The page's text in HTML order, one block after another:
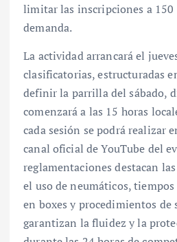
limitar las inscripciones a 150
demanda.
La actividad arrancará el
clasificatorias, estructuradas
definir la parrilla del sábado,
comenzará a las 15 horas
cada sesión se podrá realizar
canal oficial de YouTube del
reglamentaciones destacan
el uso de neumáticos,
en boxes y procedimientos de
garantizan la fluidez y la